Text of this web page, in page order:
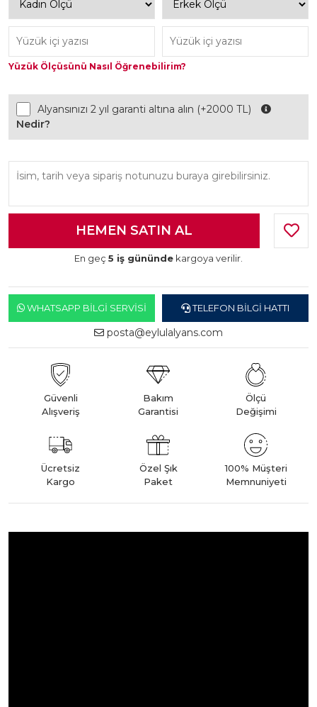
Yüzük Ölçüsünü Nasıl Öğrenebilirim?
Alyansınızı 2 yıl garanti altına alın (+2000 TL)
Nedir?
En geç 5 iş gününde kargoya verilir.
WHATSAPP BILGI SERVISI TELEFON BILGI HATTI
posta@eylulalyans.com
Güvenli
Alışveriş
Bakım
Garantisi
Ölçü
Değişimi
Ücretsiz
Kargo
Özel Şık
Paket
100% Müşteri
Memnuniyeti